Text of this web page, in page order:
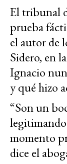
El tribunal
prueba
el autor de
Sidero, en
Ignacio
y qué hizo
“Son un
momento
dice el